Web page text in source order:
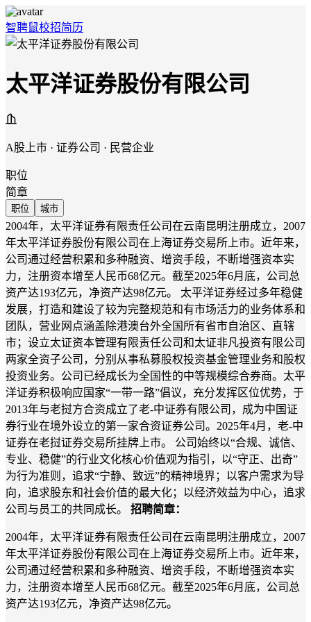
智聘鼠校招简历
太平洋证券股份有限公司
A股上市 · 证券公司 · 民营企业
职位
简章
职位 城市
2004年，太平洋证券有限责任公司在云南昆明注册成立，2007
年太平洋证券股份有限公司在上海证券交易所上市。近年来，
公司通过经营积累和多种融资、增资手段，不断增强资本实
力，注册资本增至人民币68亿元。截至2025年6月底，公司总
资产达193亿元，净资产达98亿元。 太平洋证券经过多年稳健
发展，打造和建设了较为完整规范和有市场活力的业务体系和
团队，营业网点涵盖除港澳台外全国所有省市自治区、直辖
市；设立太证资本管理有限责任公司和太证非凡投资有限公司
两家全资子公司，分别从事私募股权投资基金管理业务和股权
投资业务。公司已经成长为全国性的中等规模综合券商。太平
洋证券积极响应国家“一带一路”倡议，充分发挥区位优势，于
2013年与老挝方合资成立了老-中证券有限公司，成为中国证
券行业在境外设立的第一家合资证券公司。2025年4月，老-中
证券在老挝证券交易所挂牌上市。 公司始终以“合规、诚信、
专业、稳健”的行业文化核心价值观为指引，以“守正、出奇”
为行为准则，追求“宁静、致远”的精神境界；以客户需求为导
向，追求股东和社会价值的最大化；以经济效益为中心，追求
公司与员工的共同成长。 招聘简章：
2004年，太平洋证券有限责任公司在云南昆明注册成立，2007
年太平洋证券股份有限公司在上海证券交易所上市。近年来，
公司通过经营积累和多种融资、增资手段，不断增强资本实
力，注册资本增至人民币68亿元。截至2025年6月底，公司总
资产达193亿元，净资产达98亿元。